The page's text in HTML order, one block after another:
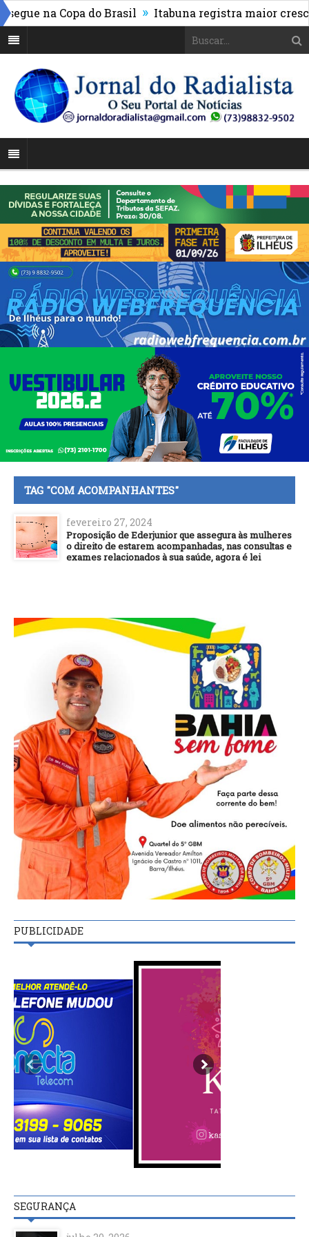
na Copa do Brasil » Itabuna registra maior
TAG "COM ACOMPANHANTES"
fevereiro 27, 2024
Proposição de Ederjunior que assegura às mulheres
o direito de estarem acompanhadas, nas consultas e
exames relacionados à sua saúde, agora é lei
PUBLICIDADE
SEGURANÇA